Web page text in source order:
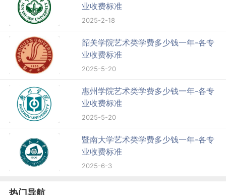
业收费标准
2025-2-18
韶关学院艺术类学费多少钱一年-各专
业收费标准
2025-5-20
惠州学院艺术类学费多少钱一年-各专
业收费标准
2025-5-20
暨南大学艺术类学费多少钱一年-各专
业收费标准
2025-6-3